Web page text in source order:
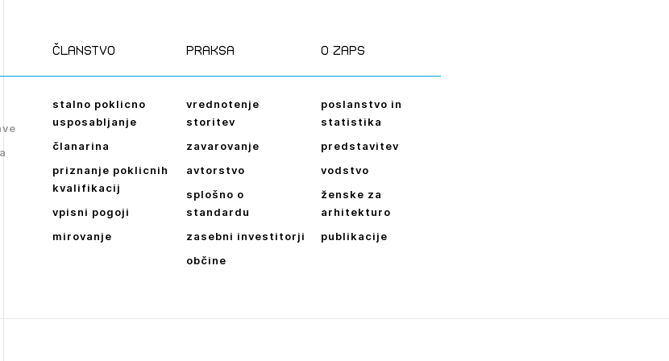
članstvo
stalno poklicno
usposabljanje
članarina
priznanje poklicnih
kvalifikacij
vpisni pogoji
mirovanje
praksa
vrednotenje
storitev
zavarovanje
avtorstvo
splošno o
standardu
zasebni investitorji
občine
O zaps
poslanstvo in
statistika
predstavitev
vodstvo
ženske za
arhitekturo
publikacije